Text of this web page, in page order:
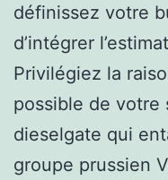
définissez votre
d’intégrer
Privilégiez la
possible de votre
dieselgate qui
groupe prussien